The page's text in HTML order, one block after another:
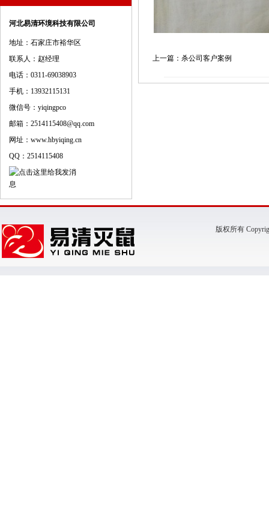
河北易清环境科技有限公司
地址：石家庄市裕华区
联系人：赵经理
电话：0311-69038903
手机：13932115131
微信号：yiqingpco
邮箱：2514115408@qq.com
网址：www.hbyiqing.cn
QQ：2514115408
上一篇：杀公司客户案例
版权所有